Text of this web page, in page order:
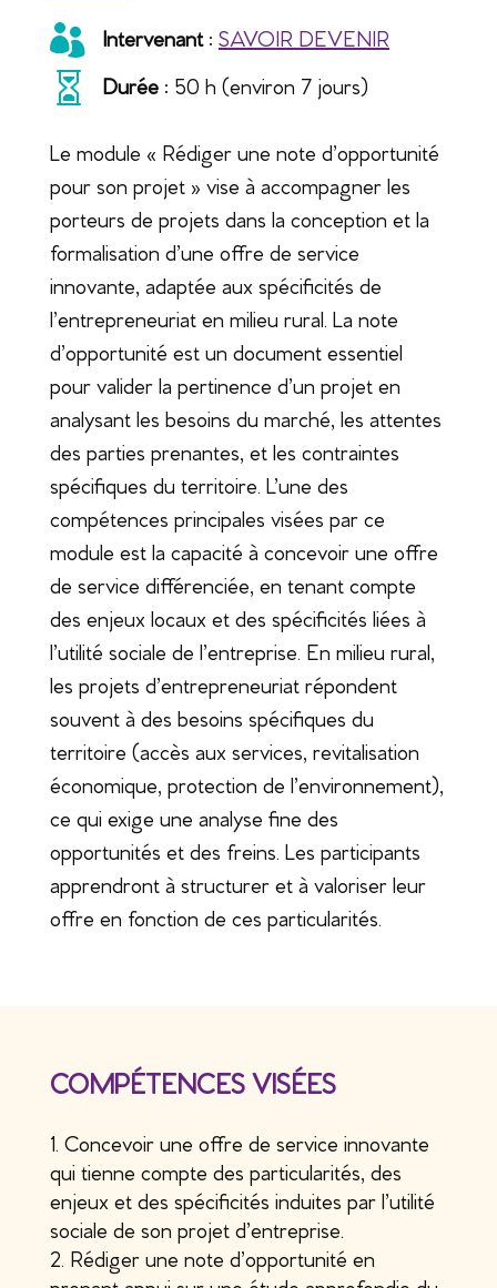
 Intervenant: SAVOIR DEVENIR
 Durée: 50 h (environ 7 jours)
Le module « Rédiger une note d’opportunité
pour son projet » vise à accompagner les
porteurs de projets dans la conception et la
formalisation d’une offre de service
innovante, adaptée aux spécificités de
l’entrepreneuriat en milieu rural. La note
d’opportunité est un document essentiel
pour valider la pertinence d’un projet en
analysant les besoins du marché, les attentes
des parties prenantes, et les contraintes
spécifiques du territoire. L’une des
compétences principales visées par ce
module est la capacité à concevoir une offre
de service différenciée, en tenant compte
des enjeux locaux et des spécificités liées à
l’utilité sociale de l’entreprise. En milieu rural,
les projets d’entrepreneuriat répondent
souvent à des besoins spécifiques du
territoire (accès aux services, revitalisation
économique, protection de l’environnement),
ce qui exige une analyse fine des
opportunités et des freins. Les participants
apprendront à structurer et à valoriser leur
offre en fonction de ces particularités.
COMPÉTENCES VISÉES
Concevoir une offre de service innovante
qui tienne compte des particularités, des
enjeux et des spécificités induites par l’utilité
sociale de son projet d’entreprise.
Rédiger une note d’opportunité en